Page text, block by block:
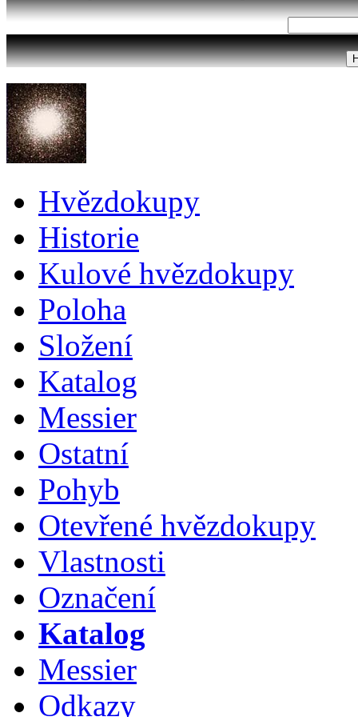
Hvězdokupy
Historie
Kulové hvězdokupy
Poloha
Složení
Katalog
Messier
Ostatní
Pohyb
Otevřené hvězdokupy
Vlastnosti
Označení
Katalog
Messier
Odkazy